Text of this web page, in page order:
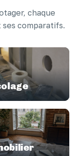
chaque
comparatifs.